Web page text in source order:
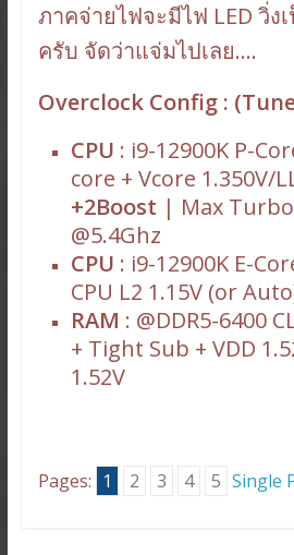
ภาคจ่ายไฟจะมีไฟ LED วิ่ง
ครับ จัดว่าแจ่มไปเลย….
Overclock Config :
CPU : i9-12900K P-
core + Vcore 1.350V/
+2Boost | Max
@5.4Ghz
CPU : i9-12900K E-
CPU L2 1.15V (or
RAM : @DDR5-6400
+ Tight Sub + VDD
1.52V
Pages: 1 2 3 4 5 Single